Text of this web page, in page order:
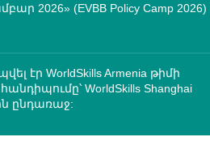
2026» (EVBB Policy Camp 2026)
էր WorldSkills Armenia թիմի
WorldSkills Shanghai
ընդառաջ: